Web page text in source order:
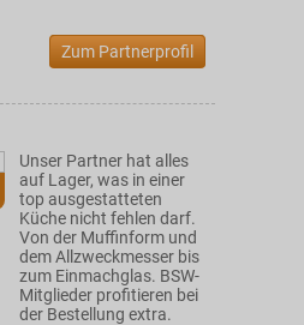
Zum Partnerprofil
Unser Partner hat alles
auf Lager, was in einer
top ausgestatteten
Küche nicht fehlen darf.
Von der Muffinform und
dem Allzweckmesser bis
zum Einmachglas. BSW-
Mitglieder profitieren bei
der Bestellung extra.